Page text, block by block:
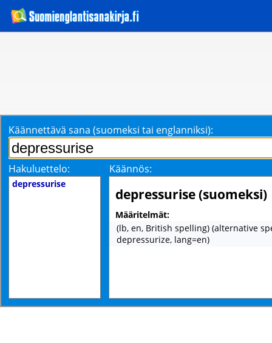
Käännettävä sana (suomeksi tai englanniksi):
Hakuluettelo: Käännös:
depressurise
depressurise (suomeksi)
Määritelmät:
(lb, en, British spelling) (alternative
depressurize, lang=en)